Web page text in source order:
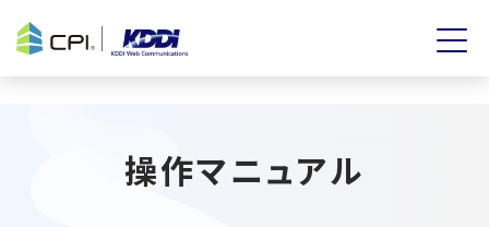
操作マニュアル